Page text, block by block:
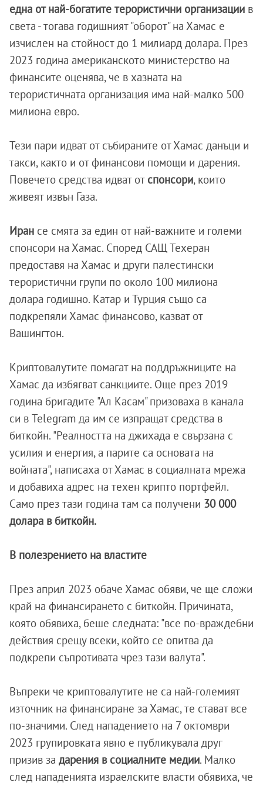
една от най-богатите терористични организации в
света - тогава годишният "оборот" на Хамас е
изчислен на стойност до 1 милиард долара. През
2023 година американското министерство на
финансите оценява, че в хазната на
терористичната организация има най-малко 500
милиона евро.
Тези пари идват от събираните от Хамас данъци и
такси, както и от финансови помощи и дарения.
Повечето средства идват от спонсори, които
живеят извън Газа.
Иран се смята за един от най-важните и големи
спонсори на Хамас. Според САЩ Техеран
предоставя на Хамас и други палестински
терористични групи по около 100 милиона
долара годишно. Катар и Турция също са
подкрепяли Хамас финансово, казват от
Вашингтон.
Криптовалутите помагат на поддръжниците на
Хамас да избягват санкциите. Още през 2019
година бригадите "Ал Касам" призоваха в канала
си в Telegram да им се изпращат средства в
биткойн. "Реалността на джихада е свързана с
усилия и енергия, а парите са основата на
войната", написаха от Хамас в социалната мрежа
и добавиха адрес на техен крипто портфейл.
Само през тази година там са получени 30 000
долара в биткойн.
В полезрението на властите
През април 2023 обаче Хамас обяви, че ще сложи
край на финансирането с биткойн. Причината,
която обявиха, беше следната: "все по-враждебни
действия срещу всеки, който се опитва да
подкрепи съпротивата чрез тази валута".
Въпреки че криптовалутите не са най-големият
източник на финансиране за Хамас, те стават все
по-значими. След нападението на 7 октомври
2023 групировката явно е публикувала друг
призив за дарения в социалните медии. Малко
след нападенията израелските власти обявиха, че